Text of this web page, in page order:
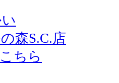
森S.C.店
ちら